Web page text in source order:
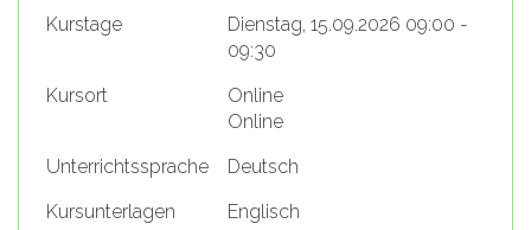
Kurstage
Dienstag, 15.09.2026 09:00 -
09:30
Kursort
Online
Online
Unterrichtssprache
Deutsch
Kursunterlagen
Englisch